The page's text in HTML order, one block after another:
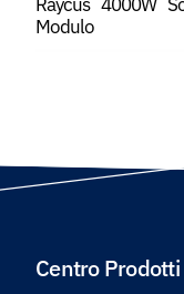
Modulo
Centro Prodotti